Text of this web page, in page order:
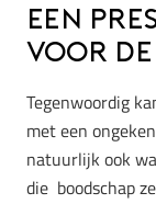
Een
voor de
Tegenwoordig
met een
natuurlijk ook
die boodschap